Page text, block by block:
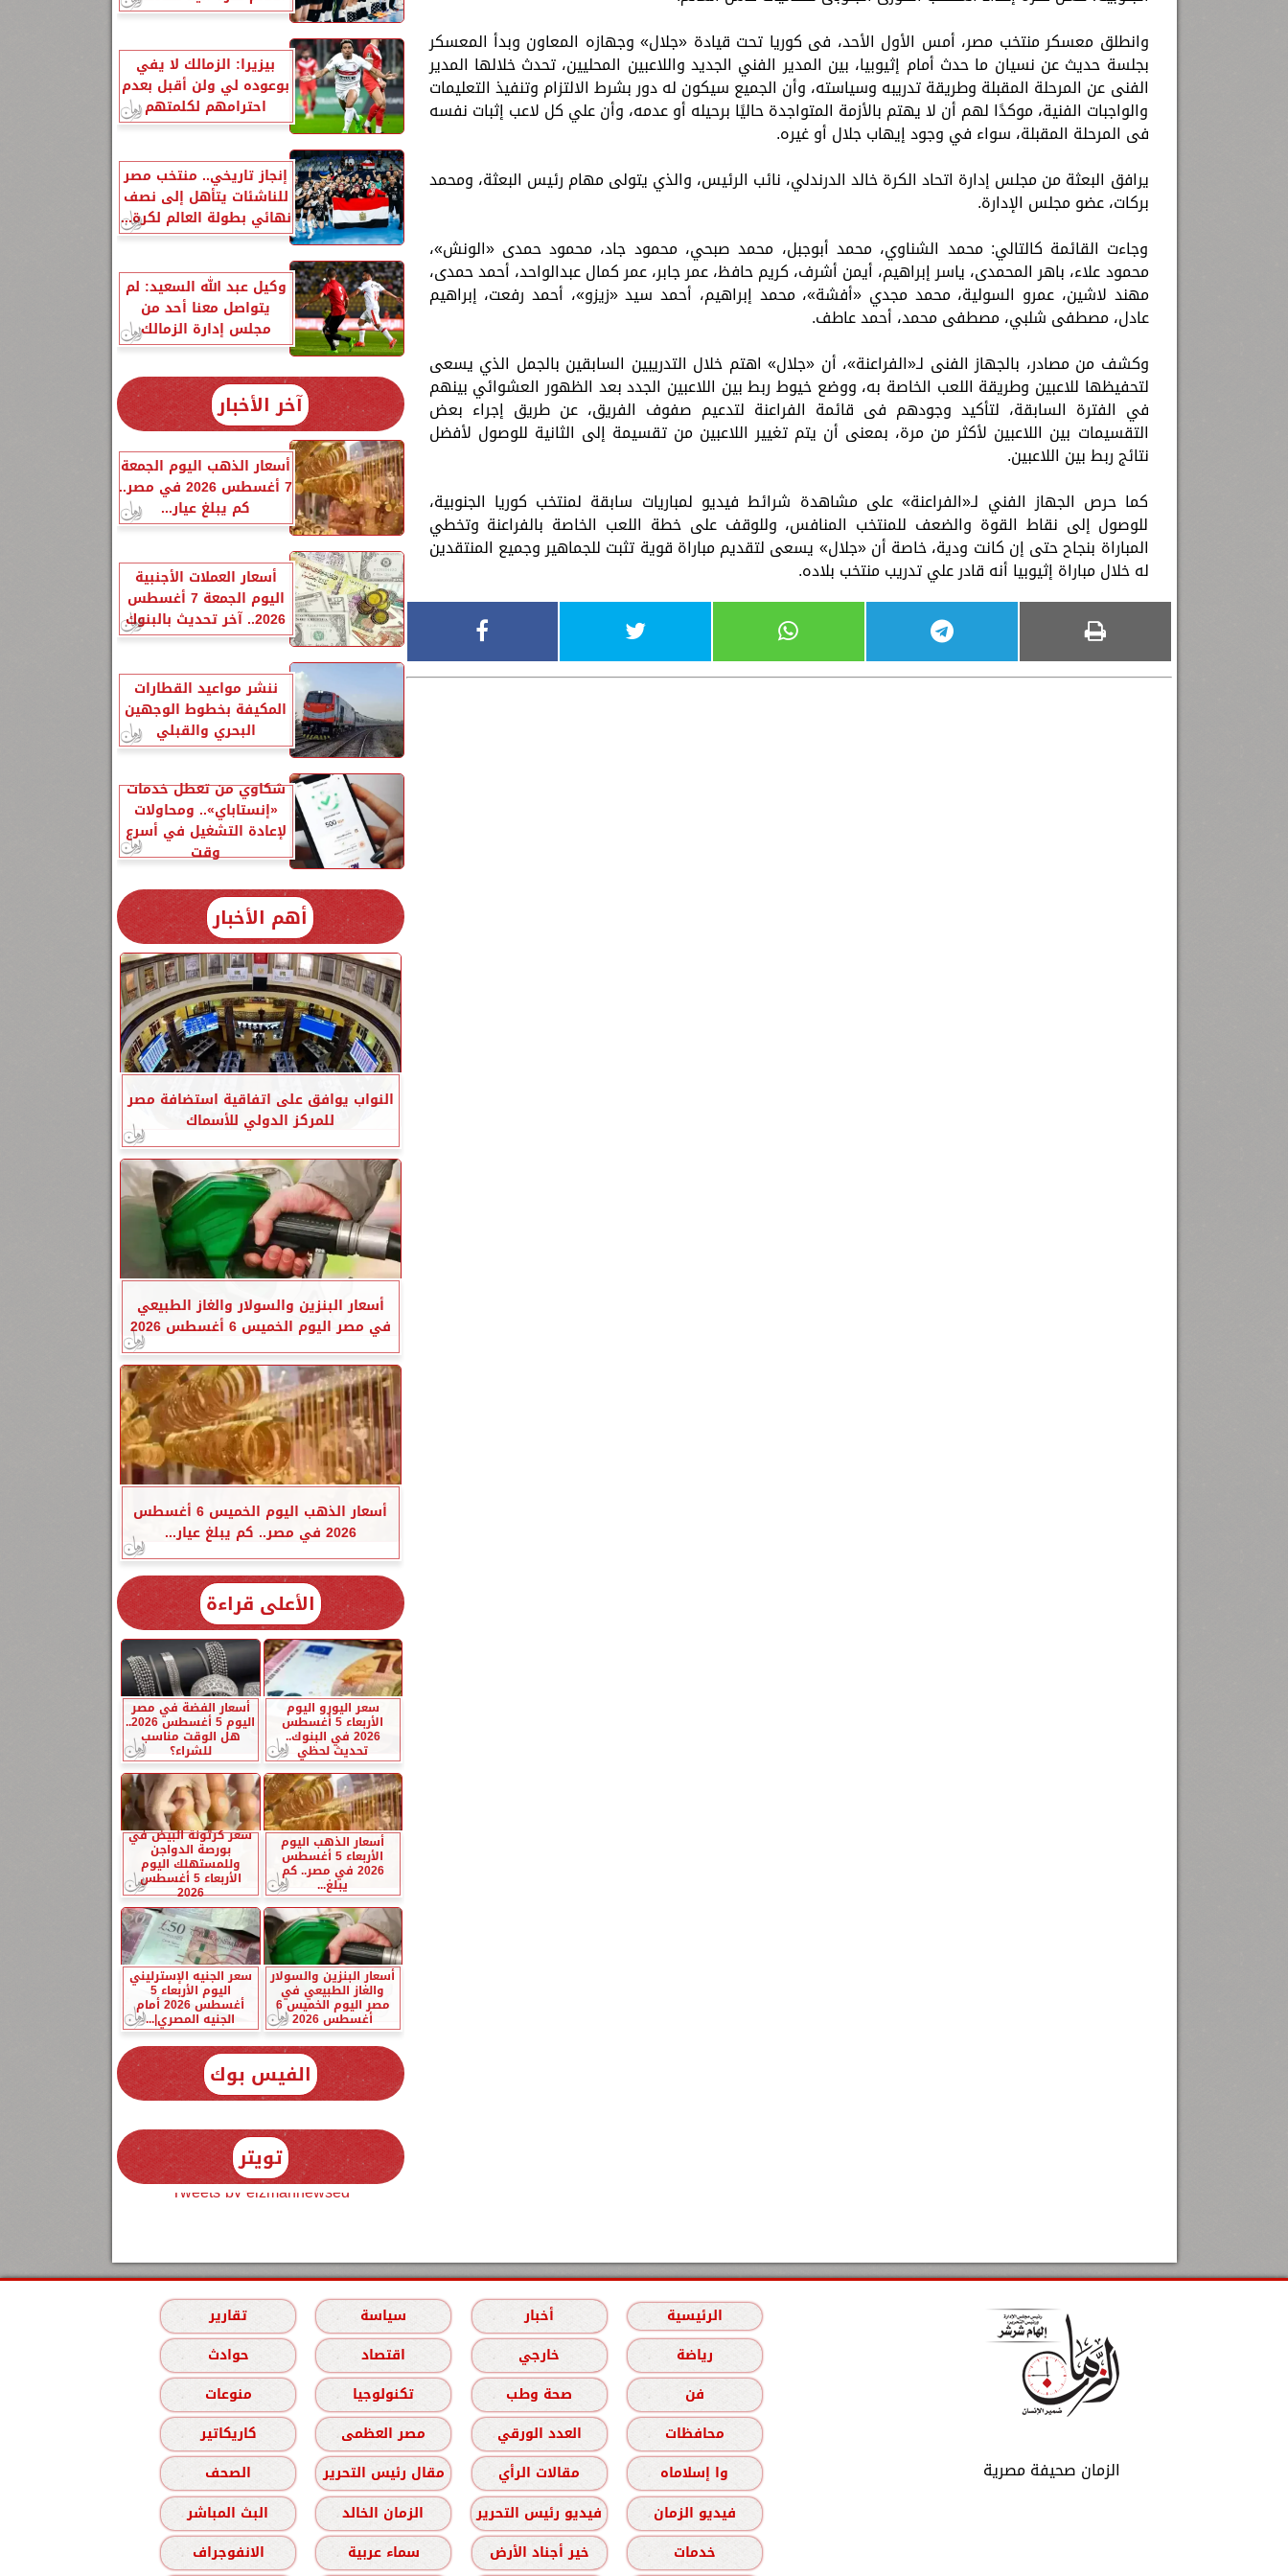
وانطلق معسكر منتخب مصر، أمس الأول الأحد، فى كوريا تحت قيادة «جلال» وجهازه المعاون وبدأ المعسكر
بجلسة حديث عن نسيان ما حدث أمام إثيوبيا، بين المدير الفني الجديد واللاعبين المحليين، تحدث خلالها المدير
الفنى عن المرحلة المقبلة وطريقة تدريبه وسياسته، وأن الجميع سيكون له دور بشرط الالتزام وتنفيذ التعليمات
والواجبات الفنية، موكدًا لهم أن لا يهتم بالأزمة المتواجدة حاليًا برحيله أو عدمه، وأن علي كل لاعب إثبات نفسه
فى المرحلة المقبلة، سواء في وجود إيهاب جلال أو غيره.
يرافق البعثة من مجلس إدارة اتحاد الكرة خالد الدرندلي، نائب الرئيس، والذي يتولى مهام رئيس البعثة، ومحمد
بركات، عضو مجلس الإدارة.
وجاءت القائمة كالتالي: محمد الشناوي، محمد أبوجبل، محمد صبحي، محمود جاد، محمود حمدى «الونش»،
محمود علاء، باهر المحمدى، ياسر إبراهيم، أيمن أشرف، كريم حافظ، عمر جابر، عمر كمال عبدالواحد، أحمد حمدى،
مهند لاشين، عمرو السولية، محمد مجدي «أفشة»، محمد إبراهيم، أحمد سيد «زيزو»، أحمد رفعت، إبراهيم
عادل، مصطفى شلبي، مصطفى محمد، أحمد عاطف.
وكشف من مصادر، بالجهاز الفنى لـ«الفراعنة»، أن «جلال» اهتم خلال التدريبين السابقين بالجمل الذي يسعى
لتحفيظها للاعبين وطريقة اللعب الخاصة به، ووضع خيوط ربط بين اللاعبين الجدد بعد الظهور العشوائي بينهم
في الفترة السابقة، لتأكيد وجودهم فى قائمة الفراعنة لتدعيم صفوف الفريق، عن طريق إجراء بعض
التقسيمات بين اللاعبين لأكثر من مرة، بمعنى أن يتم تغيير اللاعبين من تقسيمة إلى الثانية للوصول لأفضل
نتائج ربط بين اللاعبين.
كما حرص الجهاز الفني لـ«الفراعنة» على مشاهدة شرائط فيديو لمباريات سابقة لمنتخب كوريا الجنوبية،
للوصول إلى نقاط القوة والضعف للمنتخب المنافس، وللوقف على خطة اللعب الخاصة بالفراعنة وتخطي
المباراة بنجاح حتى إن كانت ودية، خاصة أن «جلال» يسعى لتقديم مباراة قوية تثبت للجماهير وجميع المنتقدين
له خلال مباراة إثيوبيا أنه قادر علي تدريب منتخب بلاده.
بيزيرا: الزمالك لا يفي
بوعوده لي ولن أقبل بعدم
احترامهم لكلمتهم
إنجاز تاريخي.. منتخب مصر
للناشئات يتأهل إلى نصف
نهائي بطولة العالم لكرة...
وكيل عبد الله السعيد: لم
يتواصل معنا أحد من
مجلس إدارة الزمالك
آخر الأخبار
أسعار الذهب اليوم الجمعة
7 أغسطس 2026 في مصر..
كم يبلغ عيار...
أسعار العملات الأجنبية
اليوم الجمعة 7 أغسطس
2026.. آخر تحديث بالبنوك
ننشر مواعيد القطارات
المكيفة بخطوط الوجهين
البحري والقبلي
شكاوي من تعطل خدمات
«إنستاباي».. ومحاولات
لإعادة التشغيل في أسرع
وقت
أهم الأخبار
النواب يوافق على اتفاقية استضافة مصر
للمركز الدولي للأسماك
أسعار البنزين والسولار والغاز الطبيعي
في مصر اليوم الخميس 6 أغسطس 2026
أسعار الذهب اليوم الخميس 6 أغسطس
2026 في مصر.. كم يبلغ عيار...
الأعلى قراءة
سعر اليورو اليوم
الأربعاء 5 أغسطس
2026 في البنوك..
تحديث لحظي
أسعار الفضة في مصر
اليوم 5 أغسطس 2026..
هل الوقت مناسب
للشراء؟
أسعار الذهب اليوم
الأربعاء 5 أغسطس
2026 في مصر.. كم
يبلغ...
سعر كرتونة البيض في
بورصة الدواجن
وللمستهلك اليوم
الأربعاء 5 أغسطس
2026
أسعار البنزين والسولار
والغاز الطبيعي في
مصر اليوم الخميس 6
أغسطس 2026
سعر الجنيه الإسترليني
اليوم الأربعاء 5
أغسطس 2026 أمام
الجنيه المصري|...
الفيس بوك
تويتر
Tweets by elzmannewseg
الزمان صحيفة مصرية
الرئيسية أخبار سياسة
تقارير
رياضة
خارجي اقتصاد
حوادث
فن
صحة وطب تكنولوجيا
منوعات
محافظات
العدد الورقي مصر العظمى
كاريكاتير
وا إسلاماه
مقالات الرأي مقال رئيس التحرير
الصحف
فيديو الزمان
فيديو رئيس التحرير الزمان الخالد
البث المباشر
خدمات
خير أجناد الأرض سماء عربية الانفوجراف